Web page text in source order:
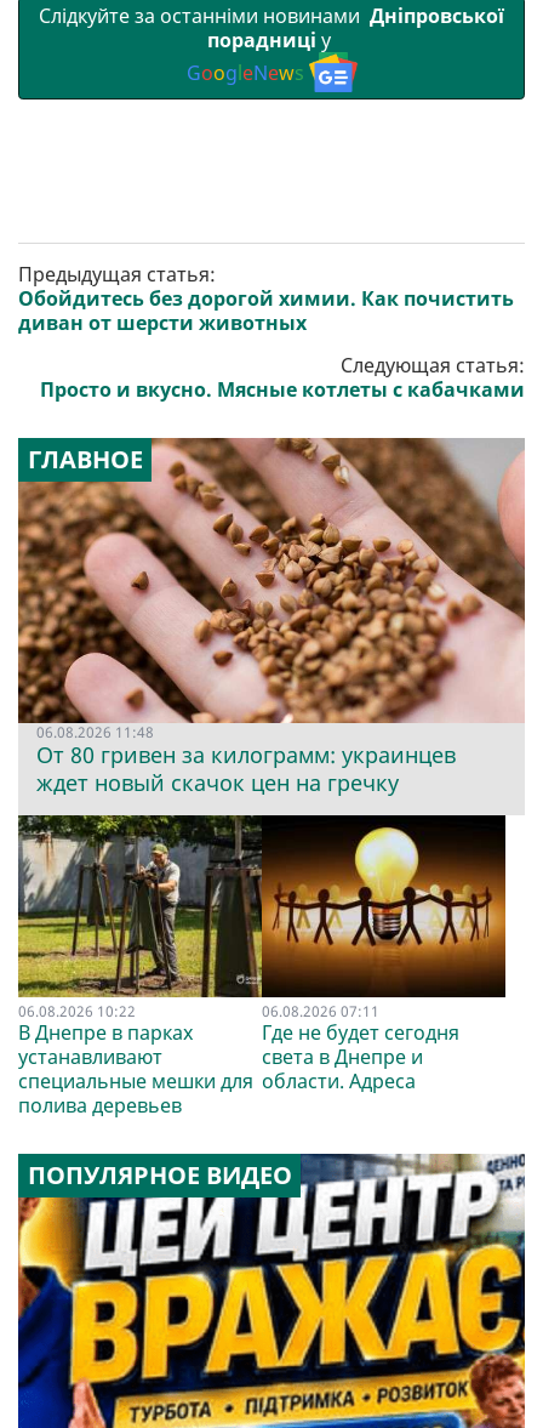
Слідкуйте за останніми новинами Дніпровської
порадниці у
GoogleNews
Предыдущая статья:
Обойдитесь без дорогой химии. Как почистить
диван от шерсти животных
Следующая статья:
Просто и вкусно. Мясные котлеты с кабачками
ГЛАВНОЕ
06.08.2026 11:48
От 80 гривен за килограмм: украинцев
ждет новый скачок цен на гречку
06.08.2026 10:22
В Днепре в парках
устанавливают
специальные мешки для
полива деревьев
06.08.2026 07:11
Где не будет сегодня
света в Днепре и
области. Адреса
ПОПУЛЯРНОЕ ВИДЕО